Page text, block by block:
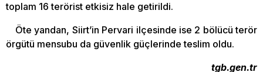
toplam 16 terörist etkisiz hale getirildi.
Öte yandan, Siirt’in Pervari ilçesinde ise 2 bölücü terör
örgütü mensubu da güvenlik güçlerinde teslim oldu.
tgb.gen.tr